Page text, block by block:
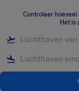
Controleer hoeveel
Het is